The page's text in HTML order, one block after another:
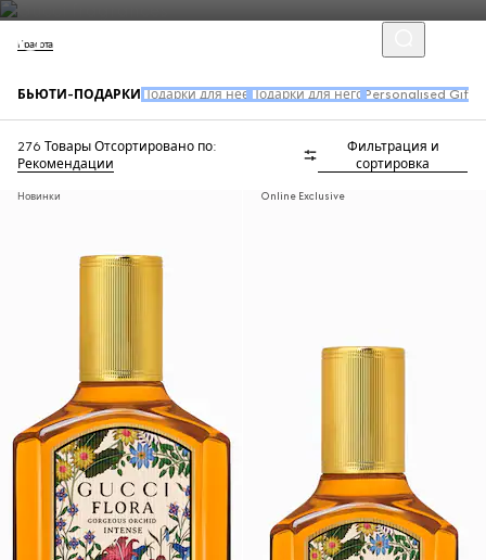
Красота
БЬЮТИ-ПОДАРКИ Подарки для нее Подарки для него Personalised Gifts
276 Товары Отсортировано по:
Рекомендации
Фильтрация и
сортировка
Новинки Online Exclusive